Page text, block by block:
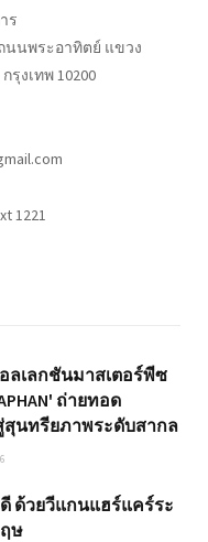
ร
นนพระอาทิตย์ แขวง
งเทพ 10200
1221
เลกชันมาสเตอร์พีซ
ถ่ายทอด
นทรียภาพระดับสากล
ด้วยวีแกนแฮร์แคร์ระ
ษ